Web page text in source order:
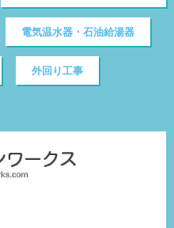
電気温水器・石油給湯器
外回り工事